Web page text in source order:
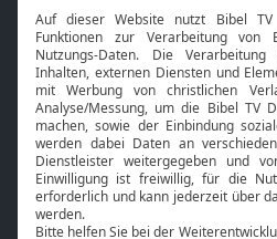
Neuigkeiten
Bibel TV